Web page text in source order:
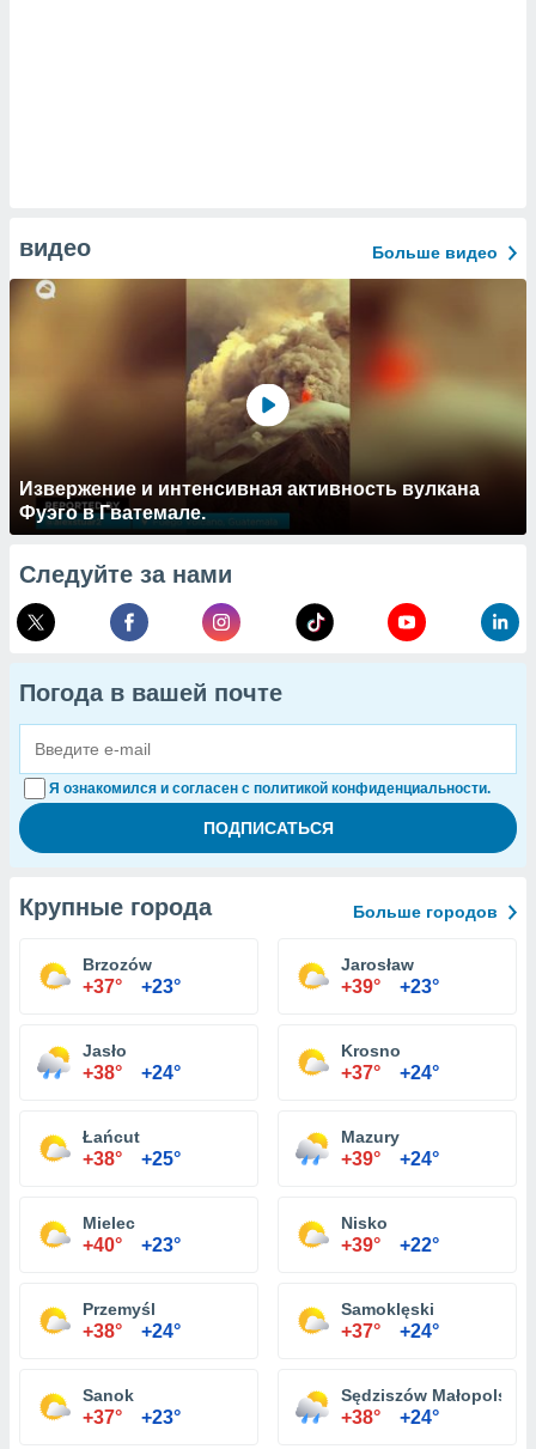
видео Больше видео
Извержение и интенсивная активность вулкана
Фуэго в Гватемале.
Следуйте за нами
Погода в вашей почте
Я ознакомился и согласен с политикой конфиденциальности.
Крупные города Больше городов
Brzozów
+37° +23°
Jarosław
+39° +23°
Jasło
+38° +24°
Krosno
+37° +24°
Łańcut
+38° +25°
Mazury
+39° +24°
Mielec
+40° +23°
Nisko
+39° +22°
Przemyśl
+38° +24°
Samoklęski
+37° +24°
Sanok
+37° +23°
Sędziszów Małopolski
+38° +24°